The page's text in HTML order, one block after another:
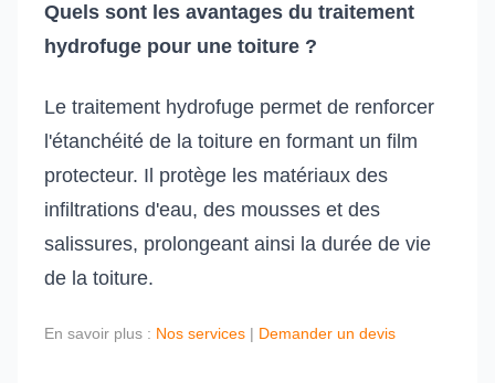
Quels sont les avantages du traitement
hydrofuge pour une toiture ?
Le traitement hydrofuge permet de renforcer
l'étanchéité de la toiture en formant un film
protecteur. Il protège les matériaux des
infiltrations d'eau, des mousses et des
salissures, prolongeant ainsi la durée de vie
de la toiture.
En savoir plus : Nos services | Demander un devis